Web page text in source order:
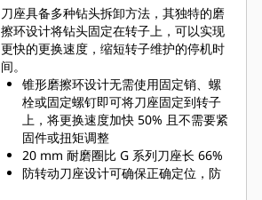
刀座具备多种钻头拆卸方法，其独特的磨
擦环设计将钻头固定在转子上，可以实现
更快的更换速度，缩短转子维护的停机时
间。
锥形磨擦环设计无需使用固定销、螺
栓或固定螺钉即可将刀座固定到转子
上，将更换速度加快 50% 且不需要紧
固件或扭矩调整
20 mm 耐磨圈比 G 系列刀座长 66%
防转动刀座设计可确保正确定位，防